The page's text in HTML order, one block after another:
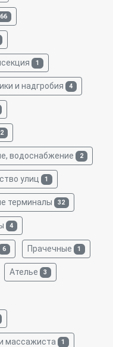
66
1
и надгробия 4
водоснабжение 2
улиц 1
терминалы 32
4
6 Прачечные 1
Ателье 3
массажиста 1